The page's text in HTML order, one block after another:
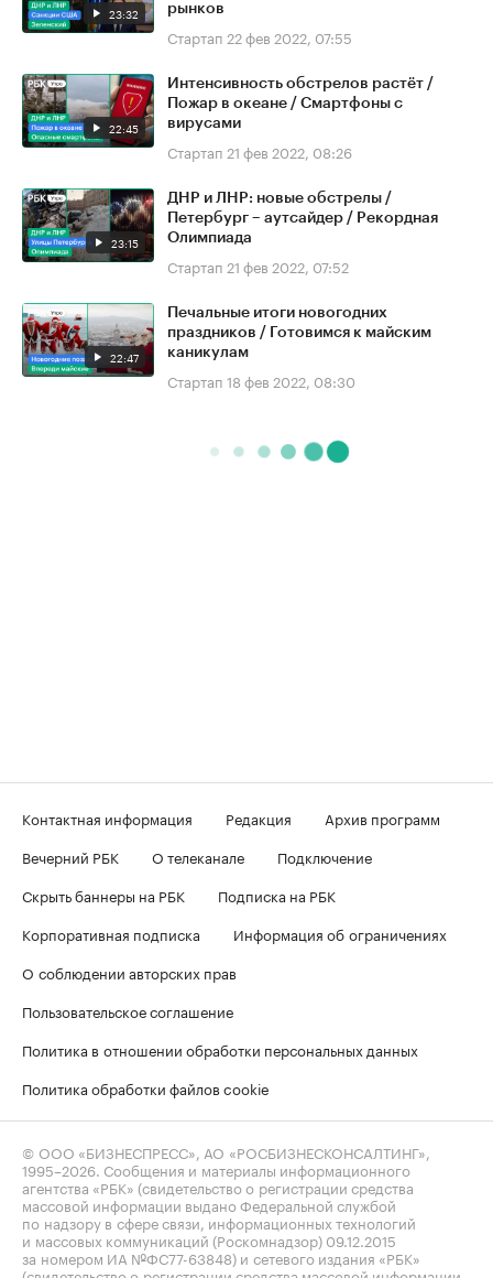
23:32
рынков
Стартап 22 фев 2022, 07:55
22:45
Интенсивность обстрелов растёт /
Пожар в океане / Смартфоны с
вирусами
Стартап 21 фев 2022, 08:26
23:15
ДНР и ЛНР: новые обстрелы /
Петербург – аутсайдер / Рекордная
Олимпиада
Стартап 21 фев 2022, 07:52
22:47
Печальные итоги новогодних
праздников / Готовимся к майским
каникулам
Стартап 18 фев 2022, 08:30
Контактная информация Редакция
Архив программ
Вечерний РБК
О телеканале
Подключение
Скрыть баннеры на РБК
Подписка на РБК
Корпоративная подписка
Информация об ограничениях
О соблюдении авторских прав
Пользовательское соглашение
Политика в отношении обработки персональных данных
Политика обработки файлов cookie
© ООО «БИЗНЕСПРЕСС», АО «РОСБИЗНЕСКОНСАЛТИНГ»,
1995–2026 . Сообщения и материалы информационного
агентства «РБК» (свидетельство о регистрации средства
массовой информации выдано Федеральной службой
по надзору в сфере связи, информационных технологий
и массовых коммуникаций (Роскомнадзор) 09.12.2015
за номером ИА №ФС77-63848) и сетевого издания «РБК»